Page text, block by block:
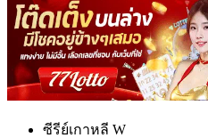
ซีรีย์เกาหลี W